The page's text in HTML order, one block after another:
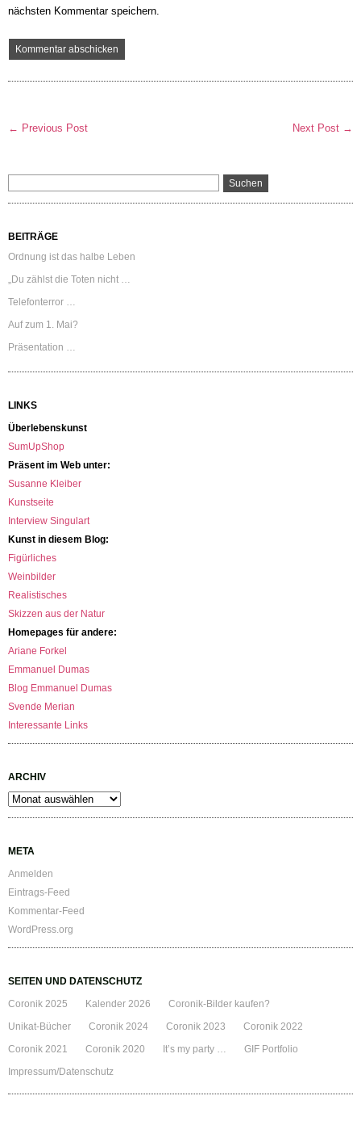
nächsten Kommentar speichern.
← Previous Post Next Post →
BEITRÄGE
Ordnung ist das halbe Leben
„Du zählst die Toten nicht …
Telefonterror …
Auf zum 1. Mai?
Präsentation …
LINKS
Überlebenskunst
SumUpShop
Präsent im Web unter:
Susanne Kleiber
Kunstseite
Interview Singulart
Kunst in diesem Blog:
Figürliches
Weinbilder
Realistisches
Skizzen aus der Natur
Homepages für andere:
Ariane Forkel
Emmanuel Dumas
Blog Emmanuel Dumas
Svende Merian
Interessante Links
ARCHIV
Archiv
META
Anmelden
Eintrags-Feed
Kommentar-Feed
WordPress.org
SEITEN UND DATENSCHUTZ
Coronik 2025
Kalender 2026
Coronik-Bilder kaufen?
Unikat-Bücher
Coronik 2024 Coronik 2023
Coronik 2022
Coronik 2021
Coronik 2020 It’s my party …
GIF Portfolio
Impressum/Datenschutz